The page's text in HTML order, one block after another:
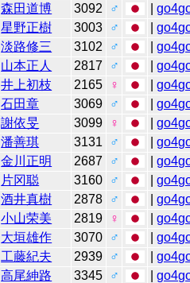
森田道博 3092 ♂ |
星野正樹 3003 ♂ |
淡路修三 3102 ♂ |
山本正人 2817 ♂ |
井上初枝 2165 ♀ |
石田章 3069 ♂ |
謝依旻 3099 ♀ |
潘善琪 3131 ♂ |
金川正明 2687 ♂ |
片冈聪 3160 ♂ |
酒井真樹 2878 ♂ |
小山荣美 2819 ♀ |
大垣雄作 3070 ♂ |
工藤紀夫 2939 ♂ |
高尾紳路 3345 ♂ |